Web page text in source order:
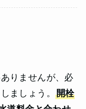
りませんが、必
ましょう。 開栓